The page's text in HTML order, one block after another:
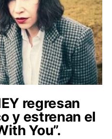
regresan
y estrenan el
You”.